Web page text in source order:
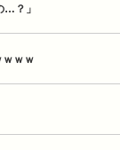
…？」
ｗｗｗ